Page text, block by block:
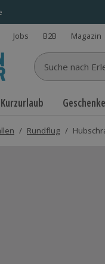
Jobs B2B Magazin
Suche nach
Kurzurlaub
/ Rundflug /